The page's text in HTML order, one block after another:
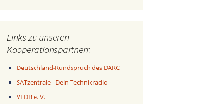
Links zu unseren
Kooperationspartnern
Deutschland-Rundspruch des DARC
SATzentrale - Dein Technikradio
VFDB e. V.